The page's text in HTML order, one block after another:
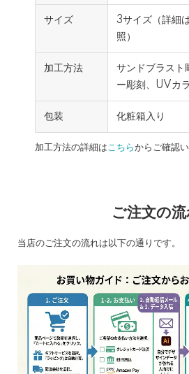
サイズ
3サイズ（詳細
照）
加工方法
サンドブラスト
ー彫刻、UVカ
包装 化粧箱入り
加工方法の詳細はこちらからご確認
ご注文の
当店のご注文の流れは以下の通りです。